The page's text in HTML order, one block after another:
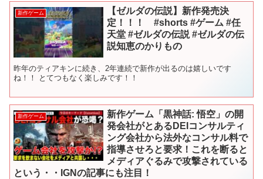
新作ゲーム
【ゼルダの伝説】新作発売決
定！！！ #shorts #ゲーム #任
天堂 #ゼルダの伝説 #ゼルダの伝
説知恵のかりもの
昨年のティアキンに続き、2年連続で新作が出るのは嬉しいです
ね！！ とてつもなく楽しみです！！
新作ゲーム
新作ゲーム「黒神話: 悟空」の開
発会社がとあるDEIコンサルティ
ング会社から法外なコンサル料で
指導させろと要求！これを断ると
メディアぐるみで攻撃されている
という・・IGNの記事にも注目！